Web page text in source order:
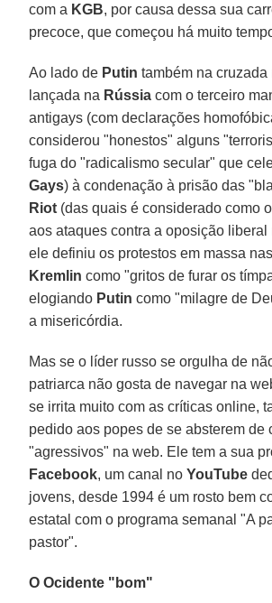
com a KGB, por causa dessa sua
precoce, que começou há muito
Ao lado de Putin também na cruzada
lançada na Rússia com o terceiro
antigays (com declarações
considerou "honestos" alguns
fuga do "radicalismo secular" que
Gays) à condenação à prisão das
Riot (das quais é considerado como
aos ataques contra a oposição liberal
ele definiu os protestos em massa
Kremlin como "gritos de furar os
elogiando Putin como "milagre de
a misericórdia.
Mas se o líder russo se orgulha de
patriarca não gosta de navegar na
se irrita muito com as críticas online,
pedido aos popes de se absterem de
"agressivos" na web. Ele tem a sua
Facebook, um canal noYouTube
jovens, desde 1994 é um rosto bem
estatal com o programa semanal "A
pastor".
O Ocidente "bom"